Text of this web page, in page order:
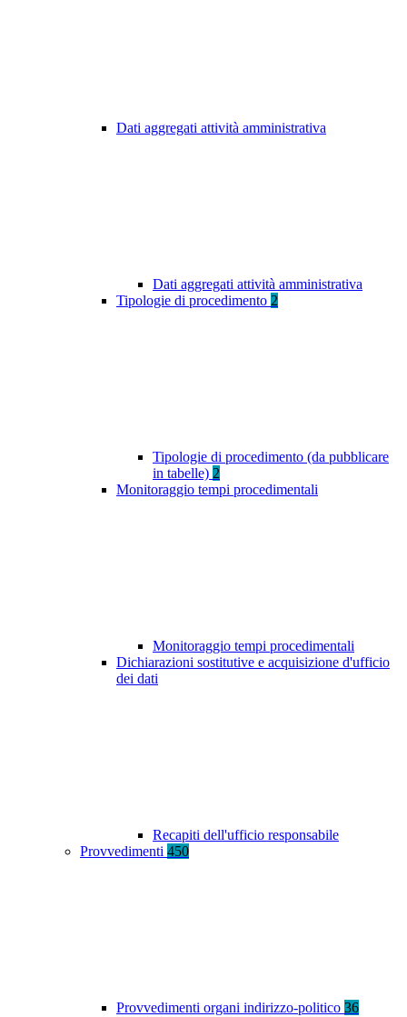
Dati aggregati attività amministrativa
Dati aggregati attività amministrativa
Tipologie di procedimento 2
Tipologie di procedimento (da pubblicare
in tabelle) 2
Monitoraggio tempi procedimentali
Monitoraggio tempi procedimentali
Dichiarazioni sostitutive e acquisizione d'ufficio
dei dati
Recapiti dell'ufficio responsabile
Provvedimenti 450
Provvedimenti organi indirizzo-politico 36